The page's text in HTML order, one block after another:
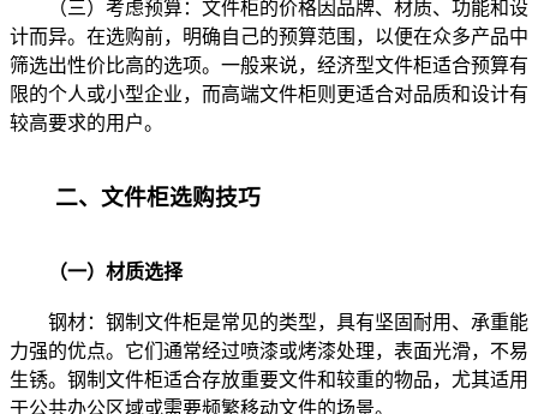
（三）考虑预算：文件柜的价格因品牌、材质、功能和设
计而异。在选购前，明确自己的预算范围，以便在众多产品中
筛选出性价比高的选项。一般来说，经济型文件柜适合预算有
限的个人或小型企业，而高端文件柜则更适合对品质和设计有
较高要求的用户。
二、文件柜选购技巧
（一）材质选择
钢材：钢制文件柜是常见的类型，具有坚固耐用、承重能
力强的优点。它们通常经过喷漆或烤漆处理，表面光滑，不易
生锈。钢制文件柜适合存放重要文件和较重的物品，尤其适用
于公共办公区域或需要频繁移动文件的场景。